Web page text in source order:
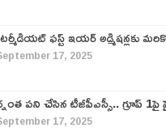
ఫస్ట్‌ ఇయర్‌ అడ్మిషన్లకు
17, 2025
పని చేసిన టీజీపీఎస్సీ.. గ్రూప్‌
17, 2025